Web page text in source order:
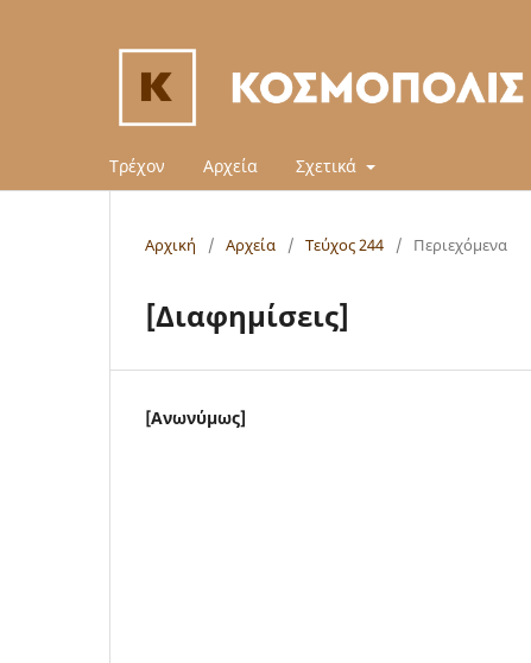
Τρέχον Αρχεία Σχετικά
Αρχική / Αρχεία / Τεύχος 244 / Περιεχόμενα
[Διαφημίσεις]
[Ανωνύμως]